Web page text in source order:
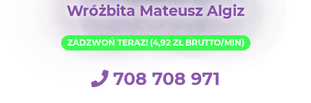
Wróżbita Mateusz Algiz
ZADZWOŃ TERAZ! (4,92 ZŁ BRUTTO/MIN)
708 708 971